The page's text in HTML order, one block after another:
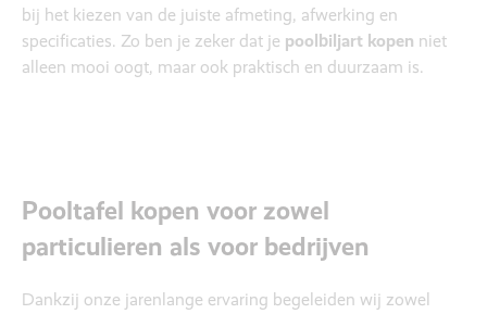
bij het kiezen van de juiste afmeting, afwerking en
specificaties. Zo ben je zeker dat je poolbiljart kopen niet
alleen mooi oogt, maar ook praktisch en duurzaam is.
Pooltafel kopen voor zowel
particulieren als voor bedrijven
Dankzij onze jarenlange ervaring begeleiden wij zowel